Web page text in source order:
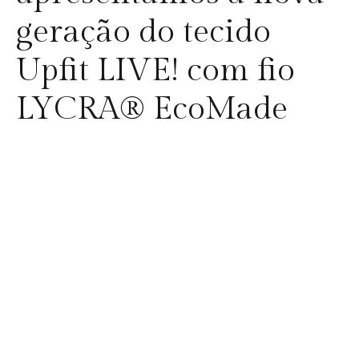
geração do tecido
Upfit LIVE! com fio
LYCRA® EcoMade